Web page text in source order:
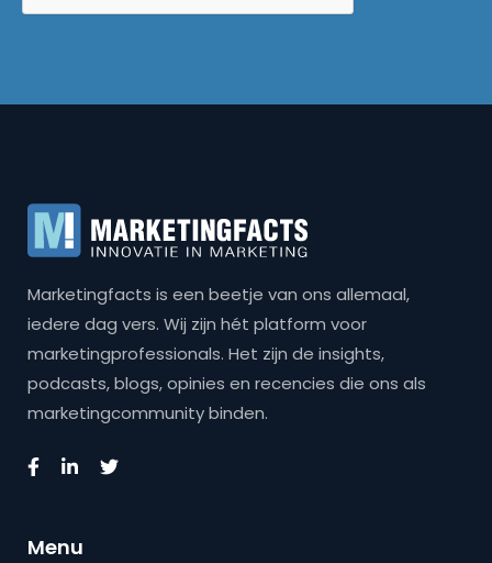
Marketingfacts is een beetje van ons allemaal,
iedere dag vers. Wij zijn hét platform voor
marketingprofessionals. Het zijn de insights,
podcasts, blogs, opinies en recencies die ons als
marketingcommunity binden.
Menu